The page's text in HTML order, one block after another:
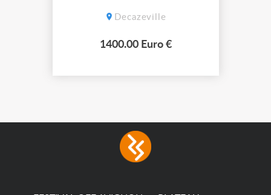
Decazeville
1400.00 Euro €